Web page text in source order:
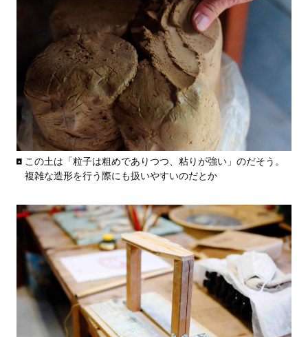
この土は「粒子は粗めでありつつ、粘りが強い」のだそう。
複雑な造形を行う際にも扱いやすいのだとか